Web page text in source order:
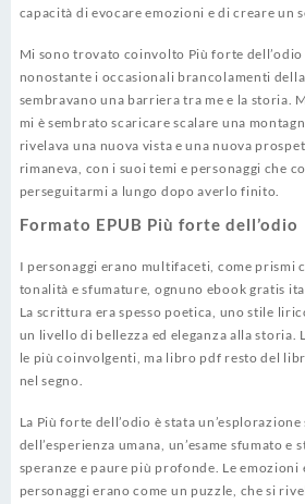
capacità di evocare emozioni e di creare un
Mi sono trovato coinvolto Più forte dell’odio
nonostante i occasionali brancolamenti
sembravano una barriera tra me e la storia.
mi è sembrato scaricare scalare una
rivelava una nuova vista e una nuova
rimaneva, con i suoi temi e personaggi che
perseguitarmi a lungo dopo averlo finito.
Formato EPUB Più forte dell’odio
I personaggi erano multifaceti, come prismi
tonalità e sfumature, ognuno ebook gratis
La scrittura era spesso poetica, uno stile
un livello di bellezza ed eleganza alla storia.
le più coinvolgenti, ma libro pdf resto del
nel segno.
La Più forte dell’odio è stata
dell’esperienza umana, un’esame sfumato e
speranze e paure più profonde. Le emozioni
personaggi erano come un puzzle, che si